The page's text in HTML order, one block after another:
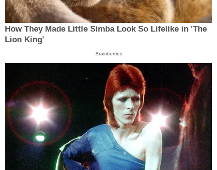
How They Made Little Simba Look So Lifelike in 'The
Lion King'
Brainberries